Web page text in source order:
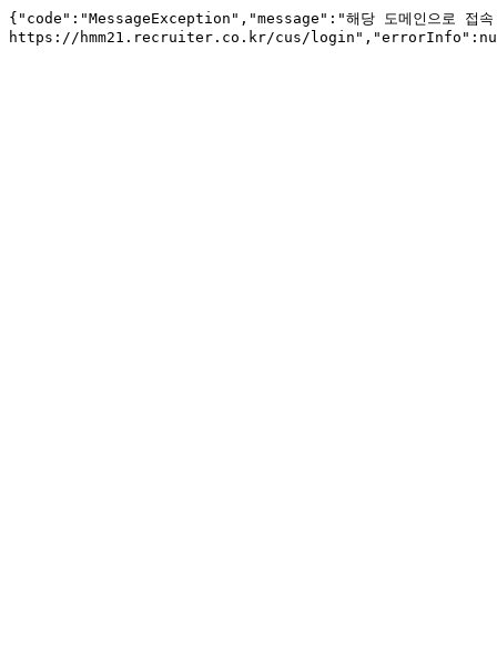
{"code":"MessageException","message":"해당 도메인으로 접
https://hmm21.recruiter.co.kr/cus/